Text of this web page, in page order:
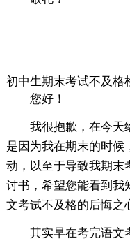
初中生期末考试不及格
您好！
我很抱歉，在今天
是因为我在期末的时候
动，以至于导致我期末
讨书，希望您能看到我
文考试不及格的后悔之
其实早在考完语文